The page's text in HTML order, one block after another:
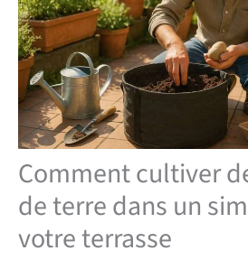
Comment cultiver
de terre dans un
votre terrasse